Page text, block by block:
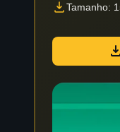
Tamanho: